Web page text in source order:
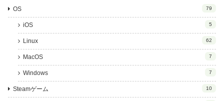
OS 79
iOS 5
Linux 62
MacOS 7
Windows 7
Steamゲーム 10